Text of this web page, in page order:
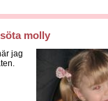
molly
jag